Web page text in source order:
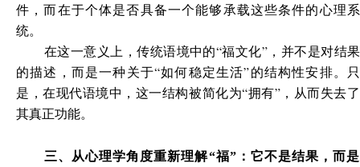
件，而在于个体是否具备一个能够承载这些条件的心理系
统。
在这一意义上，传统语境中的“福文化”，并不是对结果
的描述，而是一种关于“如何稳定生活”的结构性安排。只
是，在现代语境中，这一结构被简化为“拥有”，从而失去了
其真正功能。
三、从心理学角度重新理解“福”：它不是结果，而是